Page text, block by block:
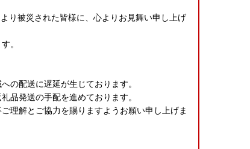
り被災された皆様に、心よりお見舞い申し上げ
。
の配送に遅延が生じております。
品発送の手配を進めております。
理解とご協力を賜りますようお願い申し上げま